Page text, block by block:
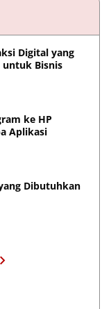
Digital yang
untuk Bisnis
ke HP
Aplikasi
Dibutuhkan